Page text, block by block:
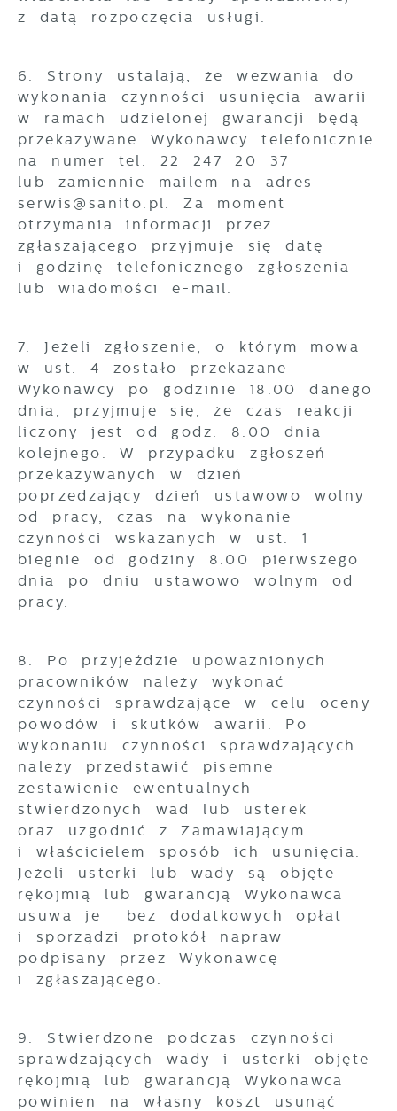
z datą rozpoczęcia usługi.
6. Strony ustalają, że wezwania do
wykonania czynności usunięcia awarii
w ramach udzielonej gwarancji będą
przekazywane Wykonawcy telefonicznie
na numer tel. 22 247 20 37
lub zamiennie mailem na adres
serwis@sanito.pl. Za moment
otrzymania informacji przez
zgłaszającego przyjmuje się datę
i godzinę telefonicznego zgłoszenia
lub wiadomości e-mail.
7. Jeżeli zgłoszenie, o którym mowa
w ust. 4 zostało przekazane
Wykonawcy po godzinie 18.00 danego
dnia, przyjmuje się, że czas reakcji
liczony jest od godz. 8.00 dnia
kolejnego. W przypadku zgłoszeń
przekazywanych w dzień
poprzedzający dzień ustawowo wolny
od pracy, czas na wykonanie
czynności wskazanych w ust. 1
biegnie od godziny 8.00 pierwszego
dnia po dniu ustawowo wolnym od
pracy.
8. Po przyjeździe upoważnionych
pracowników należy wykonać
czynności sprawdzające w celu oceny
powodów i skutków awarii. Po
wykonaniu czynności sprawdzających
należy przedstawić pisemne
zestawienie ewentualnych
stwierdzonych wad lub usterek
oraz uzgodnić z Zamawiającym
i właścicielem sposób ich usunięcia.
Jeżeli usterki lub wady są objęte
rękojmią lub gwarancją Wykonawca
usuwa je bez dodatkowych opłat
i sporządzi protokół napraw
podpisany przez Wykonawcę
i zgłaszającego.
9. Stwierdzone podczas czynności
sprawdzających wady i usterki objęte
rękojmią lub gwarancją Wykonawca
powinien na własny koszt usunąć